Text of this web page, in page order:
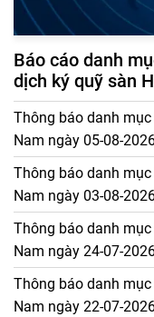
Báo cáo danh
dịch ký quỹ sàn
Thông báo danh
Nam ngày 05-08-
Thông báo danh
Nam ngày 03-08-
Thông báo danh
Nam ngày 24-07-
Thông báo danh
Nam ngày 22-07-